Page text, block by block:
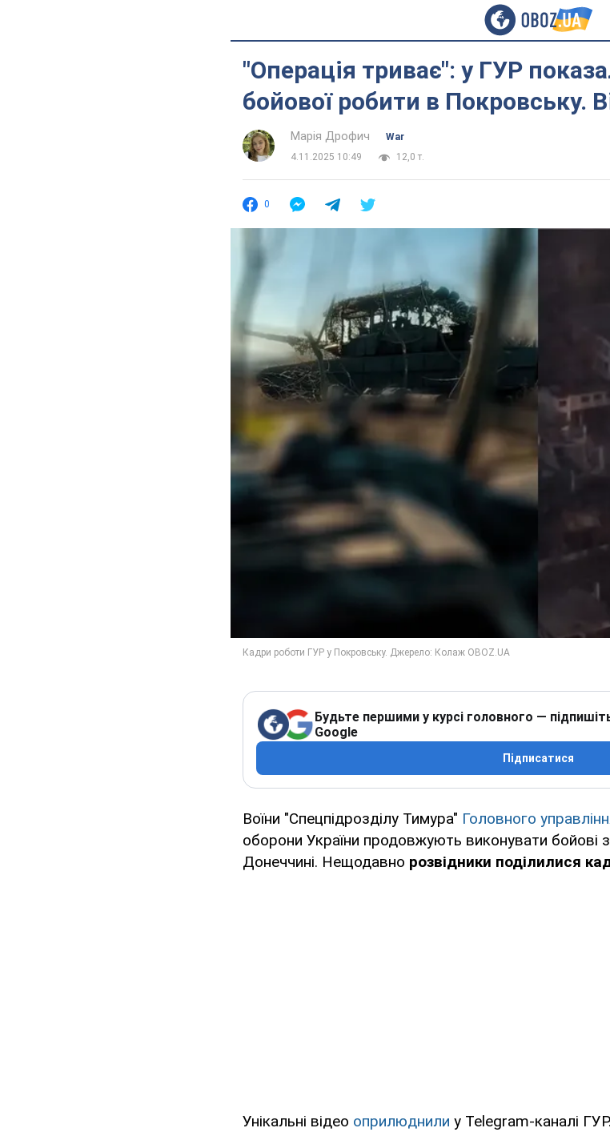
"Операція триває": у ГУР
бойової робити в Покровську.
Марія Дрофич
War
4.11.2025 10:49
12,0 т.
0
Будьте першими у курсі головного —
Google
Підписатися
Воїни "Спецпідрозділу Тимура" Головного
оборони України продовжують виконувати бойові
Донеччині. Нещодавно розвідники поділилися
Унікальні відео оприлюднили у Telegram-каналі